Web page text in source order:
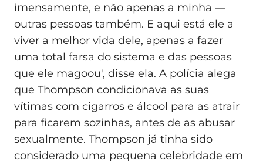
imensamente, e não apenas a minha —
outras pessoas também. E aqui está ele a
viver a melhor vida dele, apenas a fazer
uma total farsa do sistema e das pessoas
que ele magoou', disse ela. A polícia alega
que Thompson condicionava as suas
vítimas com cigarros e álcool para as atrair
para ficarem sozinhas, antes de as abusar
sexualmente. Thompson já tinha sido
considerado uma pequena celebridade em